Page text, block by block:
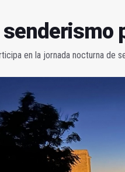
en la jornada nocturna de